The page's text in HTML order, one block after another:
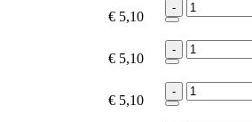
€ 5,10
-
€ 5,10
-
€ 5,10
-